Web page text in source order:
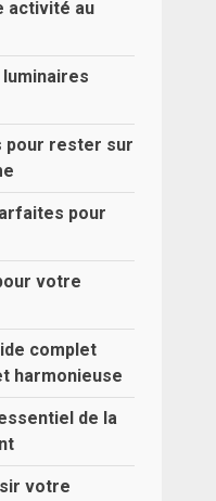
activité au
pour rester sur
pour
votre
complet
harmonieuse
de la
votre